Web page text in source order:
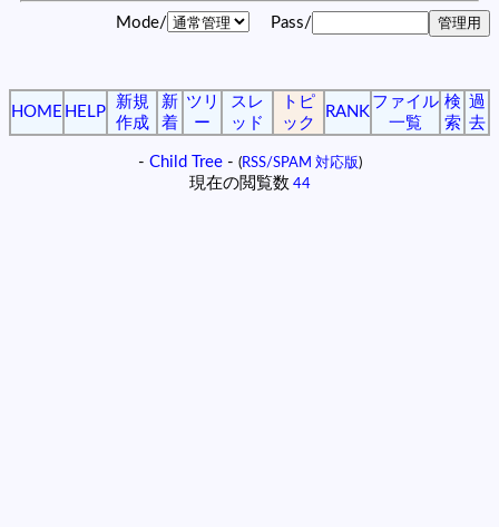
Mode/ Pass/
HOME HELP
新規
作成
新
着
ツリ
ー
スレ
ッド
トピ
ック
RANK
ファイル
一覧
検
索
過
去
- Child Tree- (RSS/SPAM 対応版)
現在の閲覧数 44